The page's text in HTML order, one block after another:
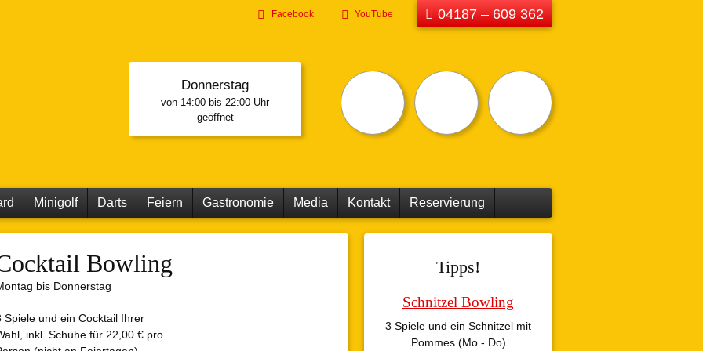
04187 – 609 362
Facebook YouTube
Donnerstag
von 14:00 bis 22:00 Uhr
geöffnet
von 1979 e.V.
Minigolf Darts Feiern Gastronomie Media Kontakt Reservierung
Bowling
bis Donnerstag
Spiele und ein Cocktail Ihrer
inkl. Schuhe für 22,00 € pro
Tipps!
Schnitzel Bowling
3 Spiele und ein Schnitzel mit
Pommes (Mo - Do)